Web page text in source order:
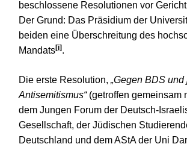
beschlossene Resolutionen vor
Der Grund: Das Präsidium der
beiden eine Überschreitung des
Mandats[i].
Die erste Resolution, „Gegen BDS und
Antisemitismus“(getroffen gemeinsam
dem Jungen Forum der Deutsch-
Gesellschaft, der Jüdischen
Deutschland und dem AStA der Uni